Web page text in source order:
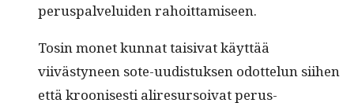
perus­palvelu­iden rahoittamiseen.
Tosin mon­et kun­nat taisi­vat käyt­tää
viivästyneen sote-uud­is­tuk­sen odot­telun siihen
että kroonis­es­ti aliresur­soi­vat perus­